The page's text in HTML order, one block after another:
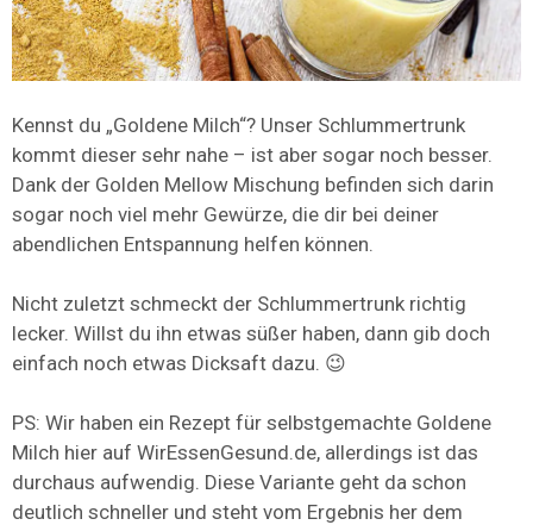
Kennst du „Goldene Milch“? Unser Schlummertrunk
kommt dieser sehr nahe – ist aber sogar noch besser.
Dank der Golden Mellow Mischung befinden sich darin
sogar noch viel mehr Gewürze, die dir bei deiner
abendlichen Entspannung helfen können.
Nicht zuletzt schmeckt der Schlummertrunk richtig
lecker. Willst du ihn etwas süßer haben, dann gib doch
einfach noch etwas Dicksaft dazu. 😉
PS: Wir haben ein Rezept für selbstgemachte Goldene
Milch hier auf WirEssenGesund.de, allerdings ist das
durchaus aufwendig. Diese Variante geht da schon
deutlich schneller und steht vom Ergebnis her dem